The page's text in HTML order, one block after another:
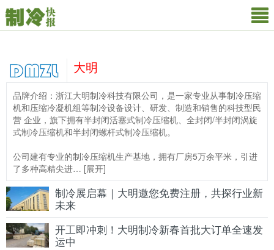
大明
品牌介绍：浙江大明制冷科技有限公司，是一家专业从事制冷压缩
机和压缩冷凝机组等制冷设备设计、研发、制造和销售的科技型民
营 企业，旗下拥有半封闭活塞式制冷压缩机、全封闭/半封闭涡旋
式制冷压缩机和半封闭螺杆式制冷压缩机。
公司建有专业的制冷压缩机生产基地，拥有厂房5万余平米，引进
了多种高精尖进… [展开]
制冷展启幕｜大明邀您免费注册，共探行业新
未来
开工即冲刺！大明制冷新春首批大订单全速发
运中